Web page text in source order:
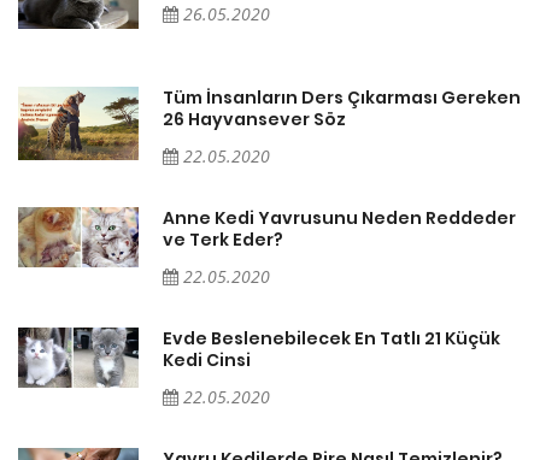
26.05.2020
Tüm İnsanların Ders Çıkarması Gereken
26 Hayvansever Söz
22.05.2020
Anne Kedi Yavrusunu Neden Reddeder
ve Terk Eder?
22.05.2020
Evde Beslenebilecek En Tatlı 21 Küçük
Kedi Cinsi
22.05.2020